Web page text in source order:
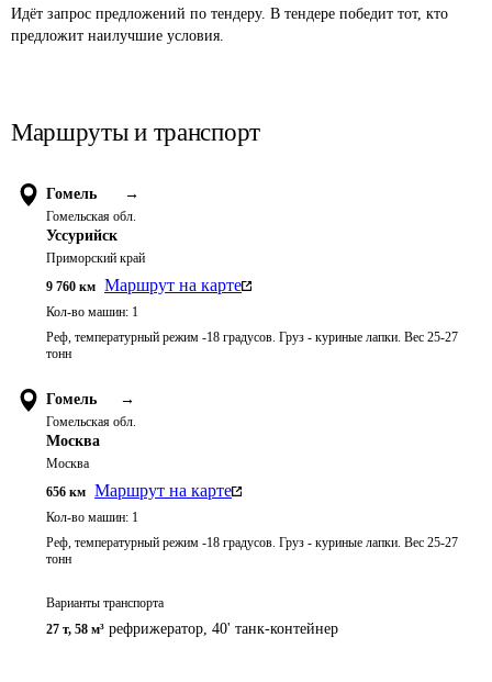
Идёт запрос предложений по тендеру. В тендере победит тот, кто
предложит наилучшие условия.
Маршруты и транспорт
Гомель →
Гомельская обл.
Уссурийск
Приморский край
9 760 км Маршрут на карте
Кол-во машин: 1
Реф, температурный режим -18 градусов. Груз - куриные лапки. Вес 25-27
тонн
Гомель →
Гомельская обл.
Москва
Москва
656 км Маршрут на карте
Кол-во машин: 1
Реф, температурный режим -18 градусов. Груз - куриные лапки. Вес 25-27
тонн
Варианты транспорта
27 т, 58 м³ рефрижератор, 40' танк-контейнер